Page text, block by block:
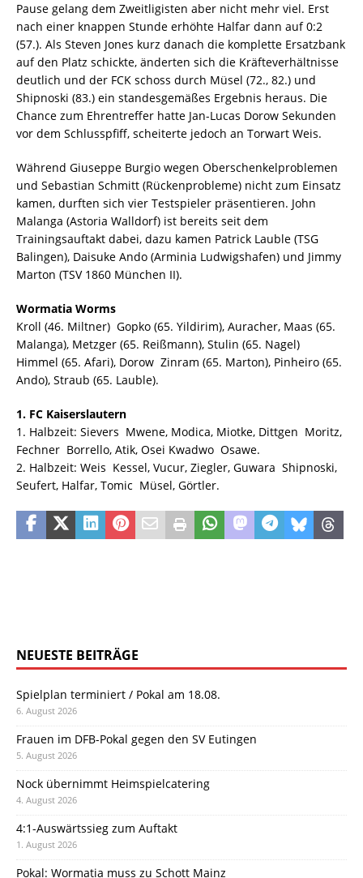
Pause gelang dem Zweitligisten aber nicht mehr viel. Erst
nach einer knappen Stunde erhöhte Halfar dann auf 0:2
(57.). Als Steven Jones kurz danach die komplette Ersatzbank
auf den Platz schickte, änderten sich die Kräfteverhältnisse
deutlich und der FCK schoss durch Müsel (72., 82.) und
Shipnoski (83.) ein standesgemäßes Ergebnis heraus. Die
Chance zum Ehrentreffer hatte Jan-Lucas Dorow Sekunden
vor dem Schlusspfiff, scheiterte jedoch an Torwart Weis.
Während Giuseppe Burgio wegen Oberschenkelproblemen
und Sebastian Schmitt (Rückenprobleme) nicht zum Einsatz
kamen, durften sich vier Testspieler präsentieren. John
Malanga (Astoria Walldorf) ist bereits seit dem
Trainingsauftakt dabei, dazu kamen Patrick Lauble (TSG
Balingen), Daisuke Ando (Arminia Ludwigshafen) und Jimmy
Marton (TSV 1860 München II).
Wormatia Worms
Kroll (46. Miltner)  Gopko (65. Yildirim), Auracher, Maas (65.
Malanga), Metzger (65. Reißmann), Stulin (65. Nagel) 
Himmel (65. Afari), Dorow  Zinram (65. Marton), Pinheiro (65.
Ando), Straub (65. Lauble).
1. FC Kaiserslautern
1. Halbzeit: Sievers  Mwene, Modica, Miotke, Dittgen  Moritz,
Fechner  Borrello, Atik, Osei Kwadwo  Osawe.
2. Halbzeit: Weis  Kessel, Vucur, Ziegler, Guwara  Shipnoski,
Seufert, Halfar, Tomic  Müsel, Görtler.
NEUESTE BEITRÄGE
Spielplan terminiert / Pokal am 18.08.
6. August 2026
Frauen im DFB-Pokal gegen den SV Eutingen
5. August 2026
Nock übernimmt Heimspielcatering
4. August 2026
4:1-Auswärtssieg zum Auftakt
1. August 2026
Pokal: Wormatia muss zu Schott Mainz